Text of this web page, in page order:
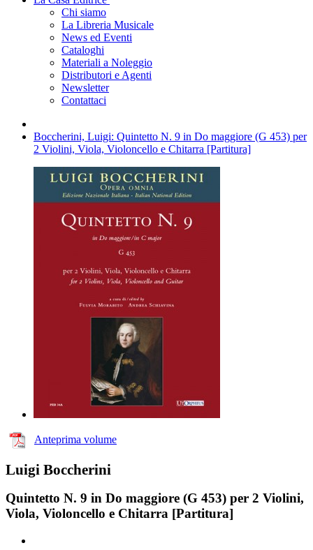
Chi siamo
La Libreria Musicale
News ed Eventi
Cataloghi
Materiali a Noleggio
Distributori e Agenti
Newsletter
Contattaci
Boccherini, Luigi: Quintetto N. 9 in Do maggiore (G 453) per
2 Violini, Viola, Violoncello e Chitarra [Partitura]
Anteprima volume
Luigi Boccherini
Quintetto N. 9 in Do maggiore (G 453) per 2 Violini,
Viola, Violoncello e Chitarra [Partitura]